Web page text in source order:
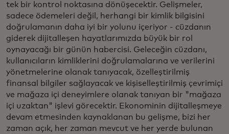
tek bir kontrol noktasına dönüşecektir. Gelişmeler,
sadece ödemeleri değil, herhangi bir kimlik bilgisini
doğrulamanın daha iyi bir yolunu içeriyor - cüzdanın
giderek dijitalleşen hayatlarımızda büyük bir rol
oynayacağı bir günün habercisi. Geleceğin cüzdanı,
kullanıcıların kimliklerini doğrulamalarına ve verilerini
yönetmelerine olanak tanıyacak, özelleştirilmiş
finansal bilgiler sağlayacak ve kişiselleştirilmiş çevrimiçi
ve mağaza içi deneyimlere olanak tanıyan bir "mağaza
içi uzaktan" işlevi görecektir. Ekonominin dijitalleşmeye
devam etmesinden kaynaklanan bu gelişme, bizi her
zaman açık, her zaman mevcut ve her yerde bulunan